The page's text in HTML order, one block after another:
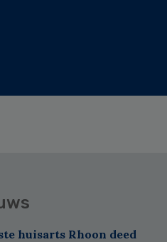
huisarts Rhoon deed